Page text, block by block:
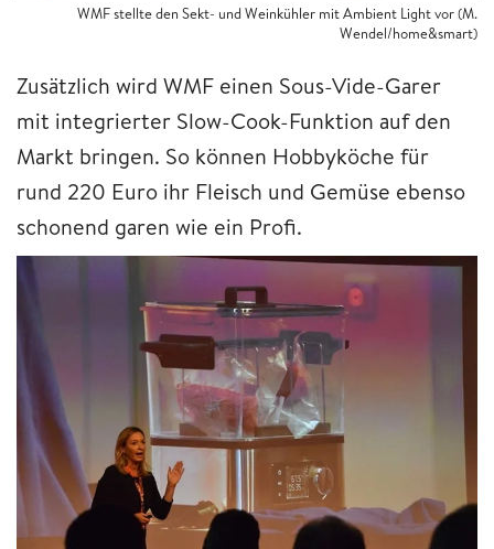
WMF stellte den Sekt- und Weinkühler mit Ambient Light vor (M.
Wendel/home&smart)
Zusätzlich wird WMF einen Sous-Vide-Garer
mit integrierter Slow-Cook-Funktion auf den
Markt bringen. So können Hobbyköche für
rund 220 Euro ihr Fleisch und Gemüse ebenso
schonend garen wie ein Profi.